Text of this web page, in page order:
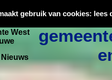
gebruik van cookies:
West
Nieuws